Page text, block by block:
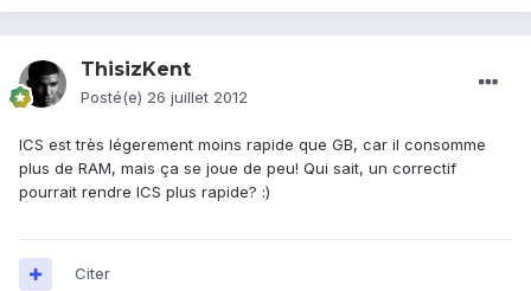
ThisizKent
Posté(e) 26 juillet 2012
ICS est très légerement moins rapide que GB, car il consomme
plus de RAM, mais ça se joue de peu! Qui sait, un correctif
pourrait rendre ICS plus rapide? :)
Citer